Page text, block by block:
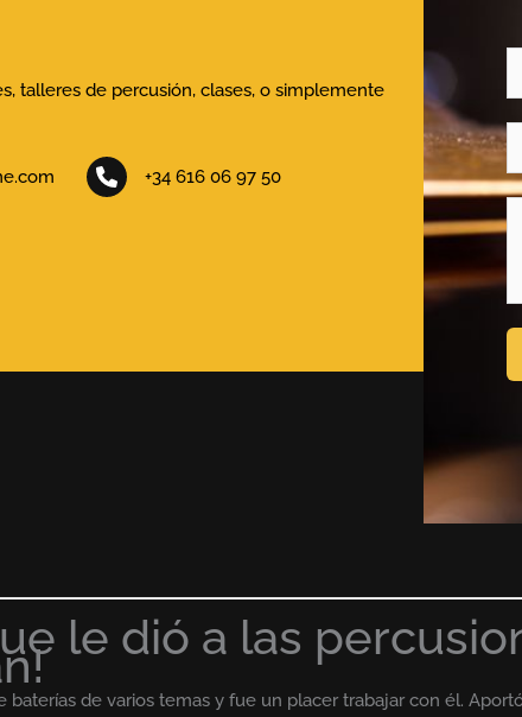
talleres de percusión, clases, o simplemente
+34 616 06 97 50
le dió a las
baterías de varios temas y fue un placer trabajar con él.